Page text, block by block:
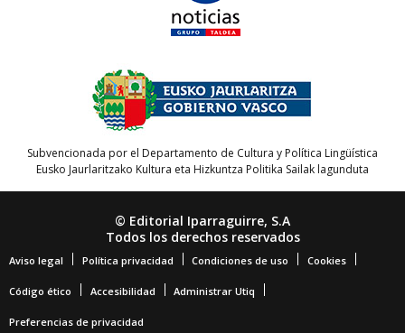
Subvencionada por el Departamento de Cultura y Política Lingüística
Eusko Jaurlaritzako Kultura eta Hizkuntza Politika Sailak lagunduta
© Editorial Iparraguirre, S.A
Todos los derechos reservados
Aviso legal Política privacidad Condiciones de uso Cookies
Código ético Accesibilidad Administrar Utiq
Preferencias de privacidad